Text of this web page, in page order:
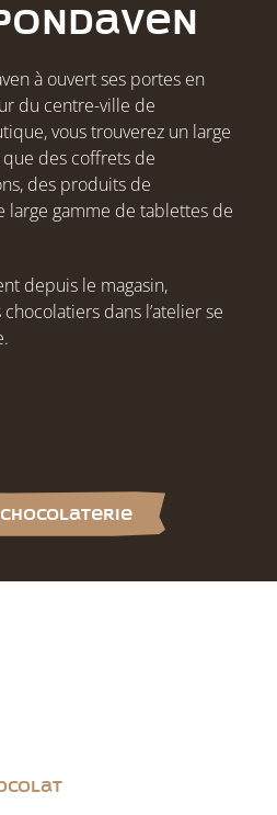
à ouvert ses portes en
du centre-ville de
vous trouverez un large
des coffrets de
des produits de
large gamme de tablettes de
depuis le magasin,
dans l’atelier se